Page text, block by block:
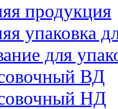
продукция
упаковка
для
ВД
НД